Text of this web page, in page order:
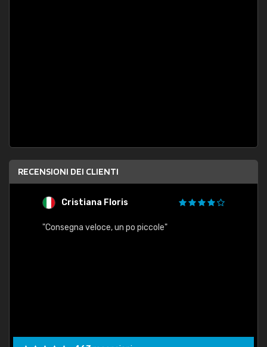
RECENSIONI DEI CLIENTI
Cristiana Floris
"Consegna veloce, un po piccole"